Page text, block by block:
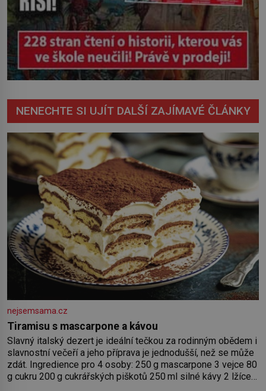
NENECHTE SI UJÍT DALŠÍ ZAJÍMAVÉ ČLÁNKY
nejsemsama.cz
Tiramisu s mascarpone a kávou
Slavný italský dezert je ideální tečkou za rodinným obědem i
slavnostní večeří a jeho příprava je jednodušší, než se může
zdát. Ingredience pro 4 osoby: 250 g mascarpone 3 vejce 80
g cukru 200 g cukrářských piškotů 250 ml silné kávy 2 lžíce